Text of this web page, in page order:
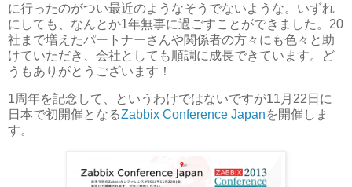
に行ったのがつい最近のようなそうでないような。いずれ
にしても、なんとか1年無事に過ごすことができました。20
社まで増えたパートナーさんや関係者の方々にも色々と助
けていただき、会社としても順調に成長できています。ど
うもありがとうございます！
1周年を記念して、というわけではないですが11月22日に
日本で初開催となるZabbix Conference Japanを開催しま
す。